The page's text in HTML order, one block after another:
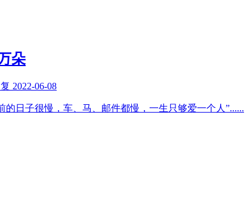
朵
2022-06-08
日子很慢，车、马、邮件都慢，一生只够爱一个人”......